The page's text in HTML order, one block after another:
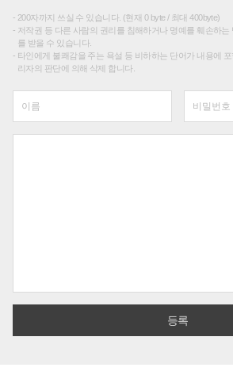
200자까지 쓰실 수 있습니다. (현재 0 byte / 최대 400byte)
저작권 등 다른 사람의 권리를 침해하거나 명예를 훼손하는
를 받을 수 있습니다.
타인에게 불쾌감을 주는 욕설 등 비하하는 단어가 내용에
리자의 판단에 의해 삭제 합니다.